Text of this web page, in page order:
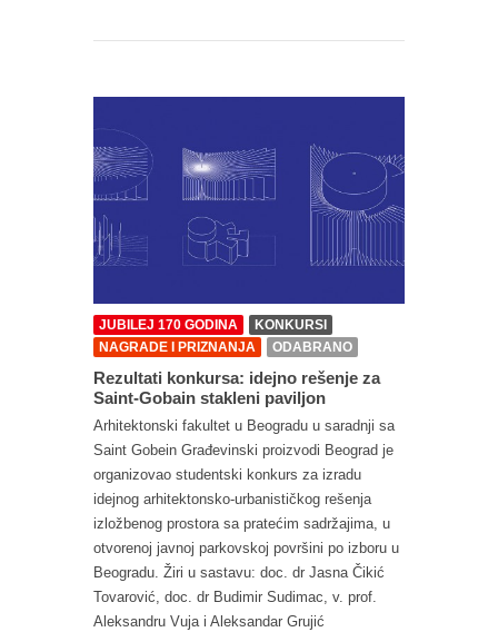
JUBILEJ 170 GODINA
KONKURSI
NAGRADE I PRIZNANJA
ODABRANO
Rezultati konkursa: idejno rešenje za
Saint-Gobain stakleni paviljon
Arhitektonski fakultet u Beogradu u saradnji sa
Saint Gobein Građevinski proizvodi Beograd je
organizovao studentski konkurs za izradu
idejnog arhitektonsko-urbanističkog rešenja
izložbenog prostora sa pratećim sadržajima, u
otvorenoj javnoj parkovskoj površini po izboru u
Beogradu. Žiri u sastavu: doc. dr Jasna Čikić
Tovarović, doc. dr Budimir Sudimac, v. prof.
Aleksandru Vuja i Aleksandar Grujić